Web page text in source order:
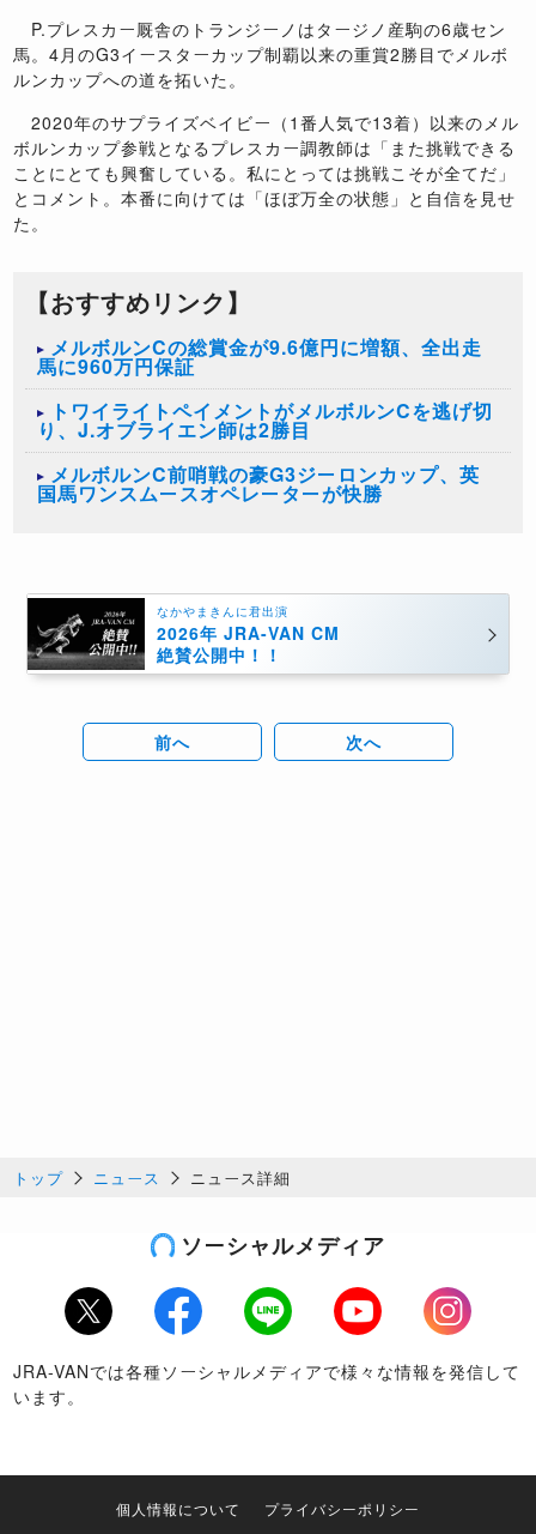
P.プレスカー厩舎のトランジーノはタージノ産駒の6歳セン
馬。4月のG3イースターカップ制覇以来の重賞2勝目でメルボ
ルンカップへの道を拓いた。
2020年のサプライズベイビー（1番人気で13着）以来のメル
ボルンカップ参戦となるプレスカー調教師は「また挑戦できる
ことにとても興奮している。私にとっては挑戦こそが全てだ」
とコメント。本番に向けては「ほぼ万全の状態」と自信を見せ
た。
【おすすめリンク】
メルボルンCの総賞金が9.6億円に増額、全出走
馬に960万円保証
トワイライトペイメントがメルボルンCを逃げ切
り、J.オブライエン師は2勝目
メルボルンC前哨戦の豪G3ジーロンカップ、英
国馬ワンスムースオペレーターが快勝
なかやまきんに君出演
2026年 JRA-VAN CM
絶賛公開中！！
前へ 次へ
トップ ニュース ニュース詳細
ソーシャルメディア
Twitter Facebook LINE Youtube
Instagram
JRA-VANでは各種ソーシャルメディアで様々な情報を発信して
います。
個人情報について プライバシーポリシー